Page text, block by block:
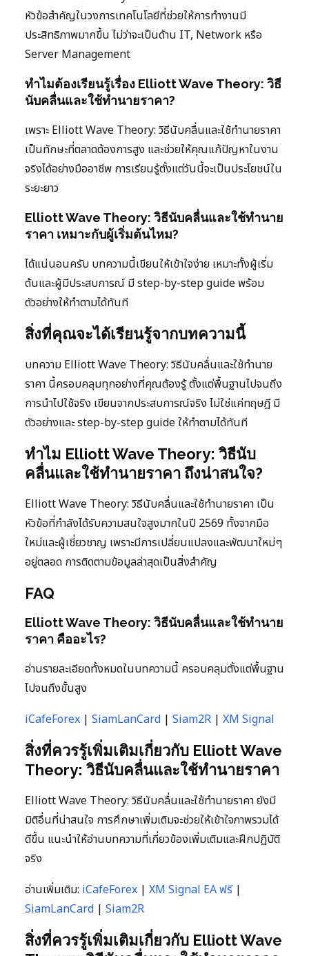
หัวข้อสำคัญในวงการเทคโนโลยีที่ช่วยให้การทำงานมี
ประสิทธิภาพมากขึ้น ไม่ว่าจะเป็นด้าน IT, Network หรือ
Server Management
ทำไมต้องเรียนรู้เรื่อง Elliott Wave Theory: วิธี
นับคลื่นและใช้ทำนายราคา?
เพราะ Elliott Wave Theory: วิธีนับคลื่นและใช้ทำนายราคา
เป็นทักษะที่ตลาดต้องการสูง และช่วยให้คุณแก้ปัญหาในงาน
จริงได้อย่างมืออาชีพ การเรียนรู้ตั้งแต่วันนี้จะเป็นประโยชน์ใน
ระยะยาว
Elliott Wave Theory: วิธีนับคลื่นและใช้ทำนาย
ราคา เหมาะกับผู้เริ่มต้นไหม?
ได้แน่นอนครับ บทความนี้เขียนให้เข้าใจง่าย เหมาะทั้งผู้เริ่ม
ต้นและผู้มีประสบการณ์ มี step-by-step guide พร้อม
ตัวอย่างให้ทำตามได้ทันที
สิ่งที่คุณจะได้เรียนรู้จากบทความนี้
บทความ Elliott Wave Theory: วิธีนับคลื่นและใช้ทำนาย
ราคา นี้ครอบคลุมทุกอย่างที่คุณต้องรู้ ตั้งแต่พื้นฐานไปจนถึง
การนำไปใช้จริง เขียนจากประสบการณ์จริง ไม่ใช่แค่ทฤษฎี มี
ตัวอย่างและ step-by-step guide ให้ทำตามได้ทันที
ทำไม Elliott Wave Theory: วิธีนับ
คลื่นและใช้ทำนายราคา ถึงน่าสนใจ?
Elliott Wave Theory: วิธีนับคลื่นและใช้ทำนายราคา เป็น
หัวข้อที่กำลังได้รับความสนใจสูงมากในปี 2569 ทั้งจากมือ
ใหม่และผู้เชี่ยวชาญ เพราะมีการเปลี่ยนแปลงและพัฒนาใหม่ๆ
อยู่ตลอด การติดตามข้อมูลล่าสุดเป็นสิ่งสำคัญ
FAQ
Elliott Wave Theory: วิธีนับคลื่นและใช้ทำนาย
ราคา คืออะไร?
อ่านรายละเอียดทั้งหมดในบทความนี้ ครอบคลุมตั้งแต่พื้นฐาน
ไปจนถึงขั้นสูง
iCafeForex | SiamLanCard | Siam2R | XM Signal
สิ่งที่ควรรู้เพิ่มเติมเกี่ยวกับ Elliott Wave
Theory: วิธีนับคลื่นและใช้ทำนายราคา
Elliott Wave Theory: วิธีนับคลื่นและใช้ทำนายราคา ยังมี
มิติอื่นที่น่าสนใจ การศึกษาเพิ่มเติมจะช่วยให้เข้าใจภาพรวมได้
ดีขึ้น แนะนำให้อ่านบทความที่เกี่ยวข้องเพิ่มเติมและฝึกปฏิบัติ
จริง
อ่านเพิ่มเติม: iCafeForex | XM Signal EA ฟรี|
SiamLanCard | Siam2R
สิ่งที่ควรรู้เพิ่มเติมเกี่ยวกับ Elliott Wave